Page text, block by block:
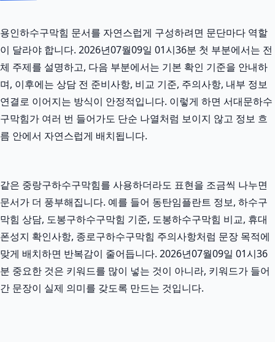
용인하수구막힘 문서를 자연스럽게 구성하려면 문단마다 역할
이 달라야 합니다. 2026년07월09일 01시36분 첫 부분에서는 전
체 주제를 설명하고, 다음 부분에서는 기본 확인 기준을 안내하
며, 이후에는 상담 전 준비사항, 비교 기준, 주의사항, 내부 정보
연결로 이어지는 방식이 안정적입니다. 이렇게 하면 서대문하수
구막힘가 여러 번 들어가도 단순 나열처럼 보이지 않고 정보 흐
름 안에서 자연스럽게 배치됩니다.
같은 중랑구하수구막힘를 사용하더라도 표현을 조금씩 나누면
문서가 더 풍부해집니다. 예를 들어 동탄임플란트 정보, 하수구
막힘 상담, 도봉구하수구막힘 기준, 도봉하수구막힘 비교, 휴대
폰성지 확인사항, 종로구하수구막힘 주의사항처럼 문장 목적에
맞게 배치하면 반복감이 줄어듭니다. 2026년07월09일 01시36
분 중요한 것은 키워드를 많이 넣는 것이 아니라, 키워드가 들어
간 문장이 실제 의미를 갖도록 만드는 것입니다.